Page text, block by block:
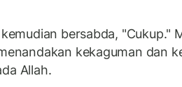
kemudian bersabda, "Cukup."
kekaguman dan
Allah.